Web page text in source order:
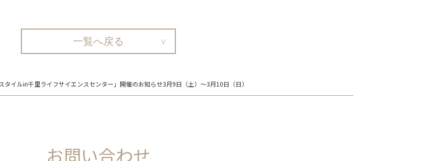
一覧へ戻る
イルin千里ライフサイエンスセンター」開催のお知らせ3月9日（土）～3月10日（日）
お問い合わせ